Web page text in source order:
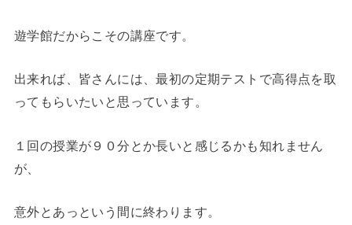
遊学館だからこその講座です。
出来れば、皆さんには、最初の定期テストで高得点を取
ってもらいたいと思っています。
１回の授業が９０分とか長いと感じるかも知れません
が、
意外とあっという間に終わります。